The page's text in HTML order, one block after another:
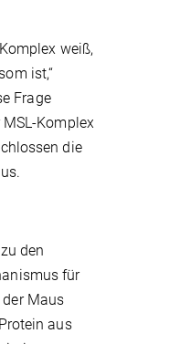
weiß,
ist,“
Frage
Komplex
die
den
für
Maus
aus